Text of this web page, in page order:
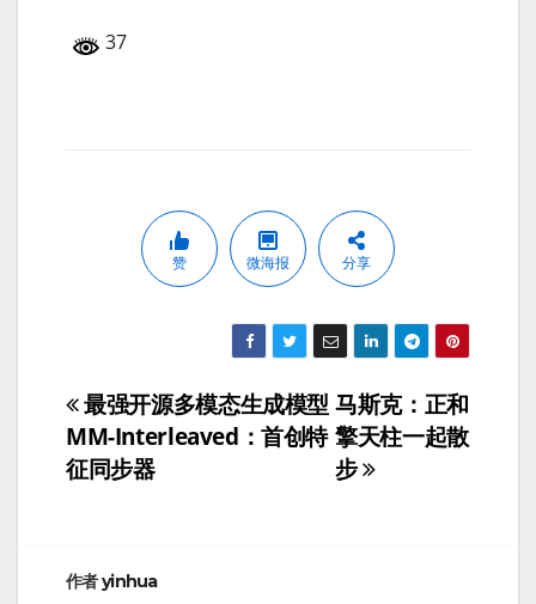
37
赞 微海报 分享
文
章
航
马斯克：正和
擎天柱一起散
步
最强开源多模态生成模型
MM-Interleaved：首创特
征同步器
作者yinhua